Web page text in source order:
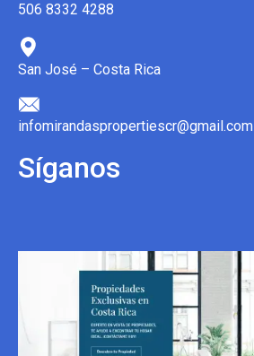
506 8332 4288
San José – Costa Rica
infomirandaspropertiescr@gmail.com
Síganos